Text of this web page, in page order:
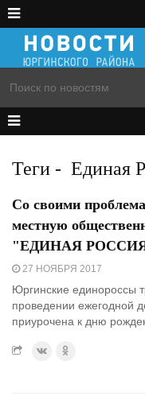
Теги - Единая
Со своими
местную
"ЕДИНАЯ
27 НОЯБРЯ 2017
Юргинские единороссы
проведении ежегодной
приурочена к дню